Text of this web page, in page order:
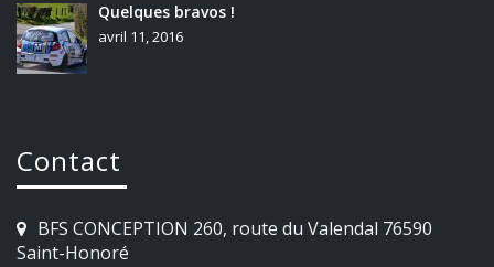
Quelques bravos !
avril 11, 2016
Contact
BFS CONCEPTION 260, route du Valendal 76590
Saint-Honoré